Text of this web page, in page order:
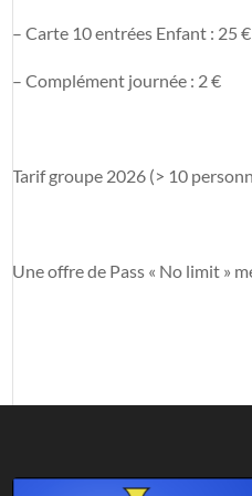
– Carte 10 entrées Enfant : 25 €
– Complément journée : 2 €
Tarif groupe 2026 (> 10
Une offre de Pass « No limit »